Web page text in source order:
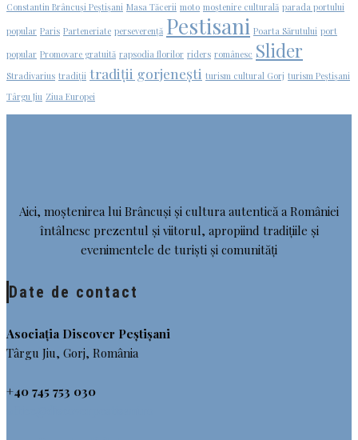
Constantin Brâncuși Peștișani Masa Tăcerii moto moștenire culturală parada portului
popular Paris Parteneriate perseverență Pestisani Poarta Sărutului port
popular Promovare gratuită rapsodia florilor riders românesc Slider
Stradivarius tradiții tradiții gorjenești turism cultural Gorj turism Peștișani
Târgu Jiu Ziua Europei
Aici, moștenirea lui Brâncuși și cultura autentică a României
întâlnesc prezentul și viitorul, apropiind tradițiile și
evenimentele de turiști și comunități
Date de contact
Asociația Discover Peștișani
Târgu Jiu, Gorj, România
+40 745 753 030